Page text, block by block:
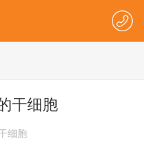
干细胞
细胞